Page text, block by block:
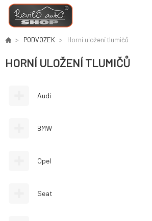
PODVOZEK Horní uložení tlumičů
HORNÍ ULOŽENÍ TLUMIČŮ
Audi
BMW
Opel
Seat